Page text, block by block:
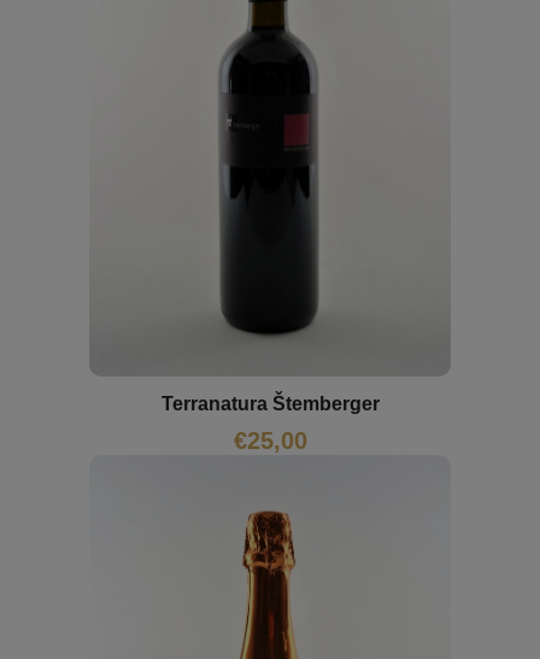
Terranatura Štemberger
€25,00